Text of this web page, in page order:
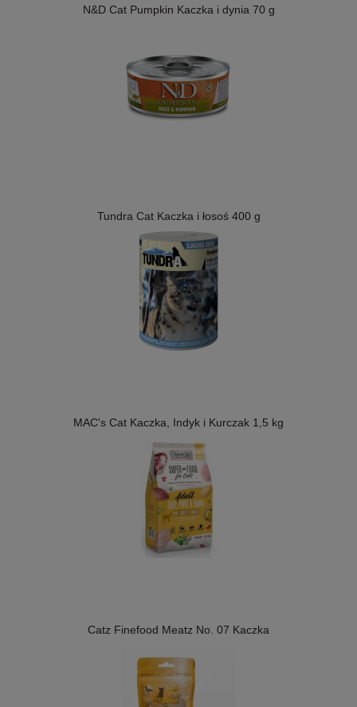
N&D Cat Pumpkin Kaczka i dynia 70 g
Tundra Cat Kaczka i łosoś 400 g
MAC's Cat Kaczka, Indyk i Kurczak 1,5 kg
Catz Finefood Meatz No. 07 Kaczka